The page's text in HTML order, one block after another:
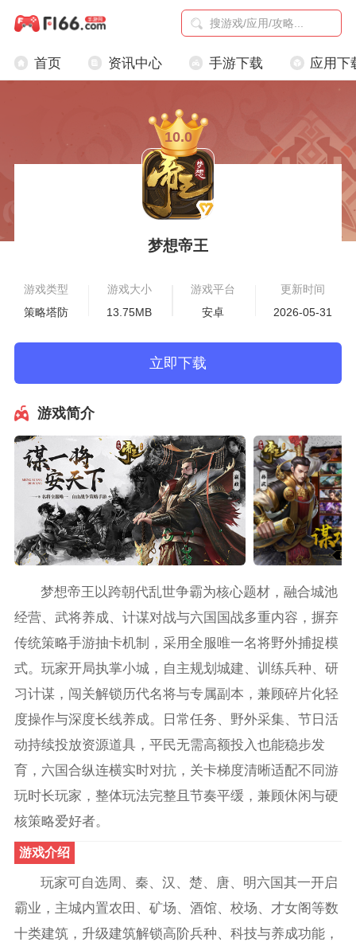
首页 资讯中心 手游下载 应用下
梦想帝王
10.0
游戏类型
策略塔防
游戏大小
13.75MB
游戏平台
安卓
更新时间
2026-05-31
立即下载
游戏简介
梦想帝王以跨朝代乱世争霸为核心题材，融合城池
经营、武将养成、计谋对战与六国国战多重内容，摒弃
传统策略手游抽卡机制，采用全服唯一名将野外捕捉模
式。玩家开局执掌小城，自主规划城建、训练兵种、研
习计谋，闯关解锁历代名将与专属副本，兼顾碎片化轻
度操作与深度长线养成。日常任务、野外采集、节日活
动持续投放资源道具，平民无需高额投入也能稳步发
育，六国合纵连横实时对抗，关卡梯度清晰适配不同游
玩时长玩家，整体玩法完整且节奏平缓，兼顾休闲与硬
核策略爱好者。
游戏介绍
玩家可自选周、秦、汉、楚、唐、明六国其一开启
霸业，主城内置农田、矿场、酒馆、校场、才女阁等数
十类建筑，升级建筑解锁高阶兵种、科技与养成功能，